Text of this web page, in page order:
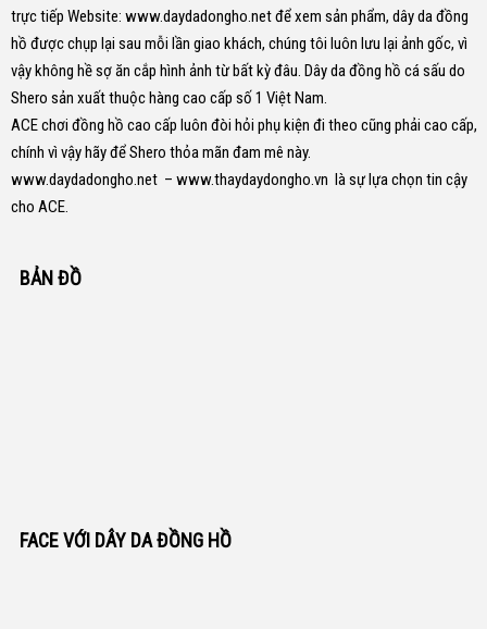
trực tiếp Website: www.daydadongho.netđể xem sản phẩm, dây da đồng
hồ được chụp lại sau mỗi lần giao khách, chúng tôi luôn lưu lại ảnh gốc, vì
vậy không hề sợ ăn cắp hình ảnh từ bất kỳ đâu. Dây da đồng hồ cá sấu do
Shero sản xuất thuộc hàng cao cấp số 1 Việt Nam.
ACE chơi đồng hồ cao cấp luôn đòi hỏi phụ kiện đi theo cũng phải cao cấp,
chính vì vậy hãy để Shero thỏa mãn đam mê này.
www.daydadongho.net – www.thaydaydongho.vn là sự lựa chọn tin cậy
cho ACE.
BẢN ĐỒ
FACE VỚI DÂY DA ĐỒNG HỒ